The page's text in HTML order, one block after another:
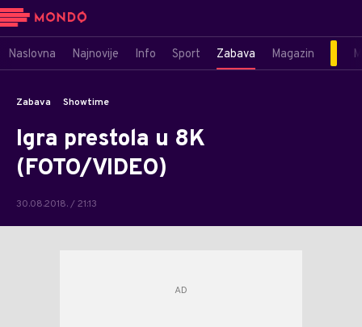
Naslovna Najnovije Info Sport Zabava Magazin
Zabava Showtime
Igra prestola u 8K
(FOTO/VIDEO)
30.08.2018. / 21:13